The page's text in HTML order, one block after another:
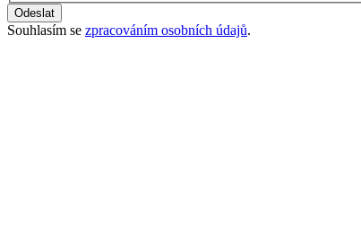
Odeslat
Souhlasím se zpracováním osobních údajů.